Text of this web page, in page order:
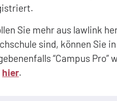
Sie mehr aus lawlink
sind, können Sie
“Campus
hier.